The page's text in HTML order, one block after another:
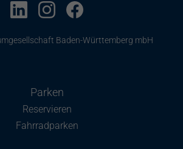
Baden-Württemberg mbH
Parken
Reservieren
Fahrradparken